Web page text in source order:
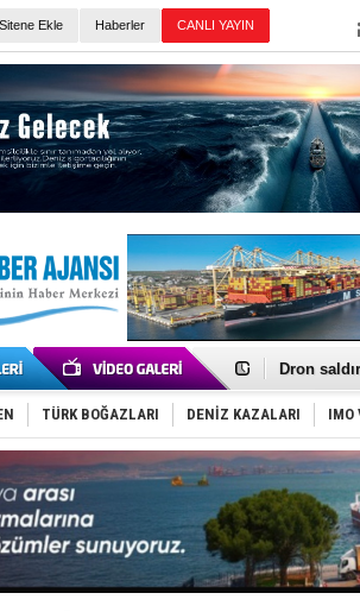
Sitene Ekle Haberler
Gemi
Dron
'REGAL 1'
Gemide 5
Yakıt
Rus
Tatil
Rusya,
Enejota
Denizcilik
TÜRK BOĞAZLARI DENİZ KAZALARI IMO